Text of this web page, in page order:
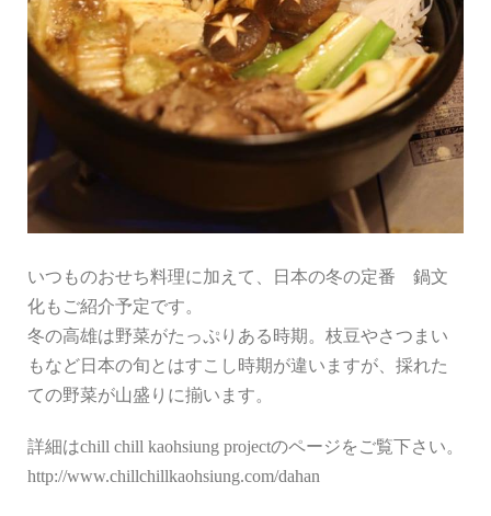
いつものおせち料理に加えて、日本の冬の定番 鍋文
化もご紹介予定です。
冬の高雄は野菜がたっぷりある時期。枝豆やさつまい
もなど日本の旬とはすこし時期が違いますが、採れた
ての野菜が山盛りに揃います。
詳細はchill chill kaohsiung projectのページをご覧下さい。
http://www.chillchillkaohsiung.com/dahan